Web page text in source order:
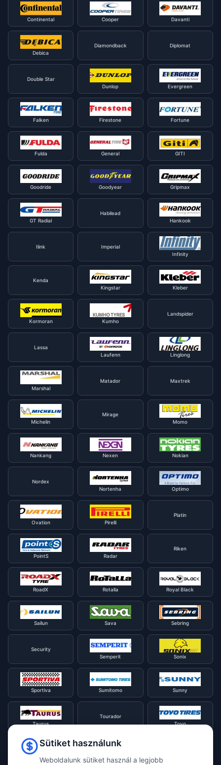
Continental Cooper Davanti
Debica
Diamondback Diplomat
Double Star
Dunlop
Evergreen
Falken Firestone Fortune
Fulda General GITI
Goodride Goodyear Gripmax
GT Radial
Habilead
Hankook
Ilink
Imperial
Infinity
Kenda
Kingstar
Kleber
Kormoran Kumho
Landspider
Lassa
Laufenn
Linglong
Marshal
Matador Maxtrek
Michelin
Mirage
Momo
Nankang Nexen Nokian
Nordex
Nortenha
Optimo
Ovation Pirelli
Platin
PointS Radar
Riken
RoadX Rotalla Royal Black
Sailun Sava Sebring
Security
Semperit
Sonix
Sportiva Sumitomo Sunny
Taurus
Tourador
Toyo
Tracmax
Triangle
Sütiket használunk
Weboldalunk sütiket használ a legjobb